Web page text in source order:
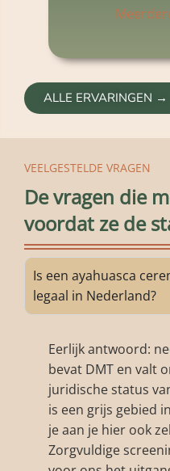
ALLE ERVARINGEN →
VEELGESTELDE VRAGEN
De vragen die
voordat ze de
Is een ayahuasca
legaal in Nederland?
Eerlijk antwoord:
bevat DMT en valt
juridische status
is een grijs gebied
je aan je hier ook
Zorgvuldige